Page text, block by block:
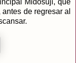
Midosuji, que
de regresar al